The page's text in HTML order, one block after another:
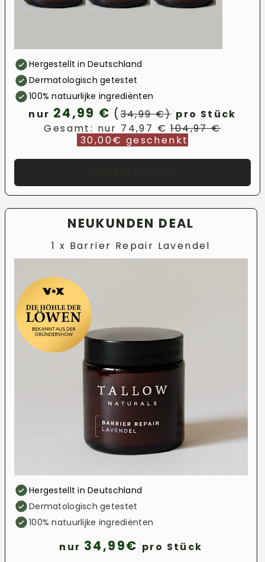
Hergestellt in Deutschland
Dermatologisch getestet
100% natuurlijke ingrediënten
nur 24,99 € (34,99 €) pro Stück
Gesamt: nur 74,97 €104,97 €
30,00€ geschenkt
NEUKUNDEN DEAL
1 x Barrier Repair Lavendel
Hergestellt in Deutschland
Dermatologisch getestet
100% natuurlijke ingrediënten
nur 34,99€ pro Stück